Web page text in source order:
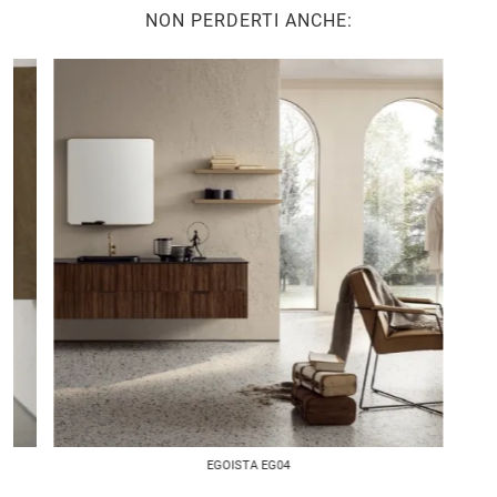
NON PERDERTI ANCHE:
EGOISTA EG04